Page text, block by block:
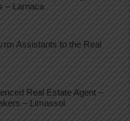
– Larnaca
Assistants to the Real
Real Estate Agent –
– Limassol